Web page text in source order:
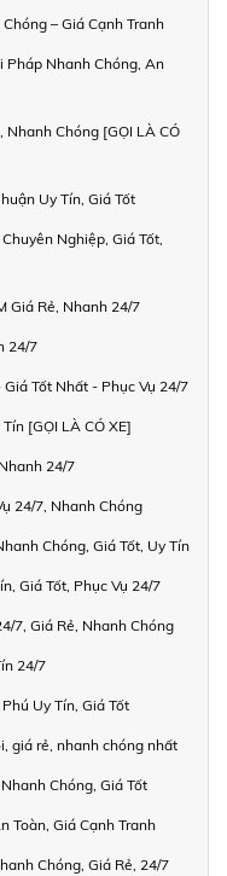
– Giá Cạnh Tranh
Pháp Nhanh Chóng, An
Nhanh Chóng [GỌI LÀ CÓ
Uy Tín, Giá Tốt
Nghiệp, Giá Tốt,
Giá Rẻ, Nhanh 24/7
24/7
Tốt Nhất - Phục Vụ 24/7
[GỌI LÀ CÓ XE]
24/7
24/7, Nhanh Chóng
Chóng, Giá Tốt, Uy Tín
Giá Tốt, Phục Vụ 24/7
7, Giá Rẻ, Nhanh Chóng
24/7
Uy Tín, Giá Tốt
giá rẻ, nhanh chóng nhất
Chóng, Giá Tốt
Toàn, Giá Cạnh Tranh
Chóng, Giá Rẻ, 24/7